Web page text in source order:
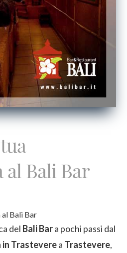
al Bali Bar
al Bali Bar
del Bali Bara pochi passi dal
in Trasteverea Trastevere,